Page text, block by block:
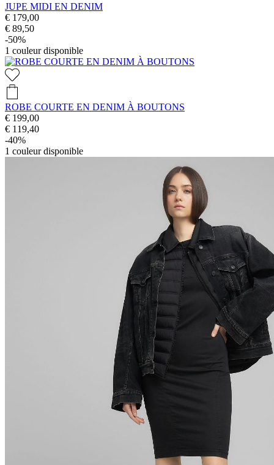
JUPE MIDI EN DENIM
€ 179,00
€ 89,50
-50%
1 couleur disponible
ROBE COURTE EN DENIM À BOUTONS
€ 199,00
€ 119,40
-40%
1 couleur disponible